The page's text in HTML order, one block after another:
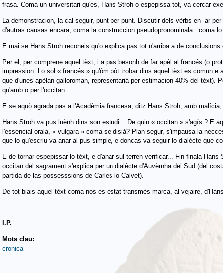
frasa. Coma un universitari qu'es, Hans Stroh o espepissa tot, va cercar
La demonstracion, la cal seguir, punt per punt. Discutir dels vèrbs en -ar
d'autras causas encara, coma la construccion pseudopronominala : coma
E mai se Hans Stroh reconeis qu'o explica pas tot n'arriba a de conclusions
Per el, per comprene aquel tèxt, i a pas besonh de far apèl al francés (o
impression. Lo sol « francés » qu'òm pòt trobar dins aquel tèxt es comun
que d'unes apèlan galloroman, representariá per estimacion 40% del tèxt).
qu'amb o per l'occitan.
E se aquò agrada pas a l'Acadèmia francesa, ditz Hans Stroh, amb
Hans Stroh va pus luènh dins son estudi... De quin « occitan » s'agís ? E
l'essencial orala, « vulgara » coma se disiá? Plan segur, s'impausa la
que lo qu'escriu va anar al pus simple, e doncas va seguir lo dialècte que
E de tornar espepissar lo tèxt, e d'anar sul terren verificar... Fin finala
occitan del sagrament s'explica per un dialècte d'Auvèrnha del Sud (del
partida de las possesssions de Carles lo Calvet).
De tot biais aquel tèxt coma nos es estat transmés marca, al vejaire,
I.P.
Mots clau:
cronica